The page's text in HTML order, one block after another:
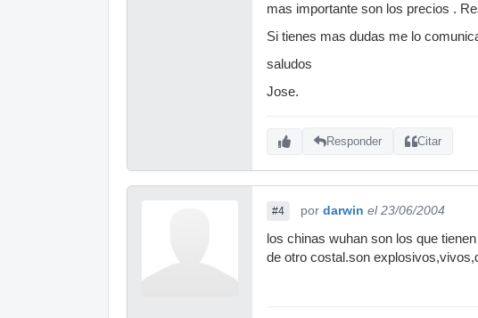
mas importante son los precios .
Si tienes mas dudas me lo
saludos
Jose.
Responder Citar
#4 por darwin el 23/06/2004
los chinas wuhan son los que
de otro costal.son